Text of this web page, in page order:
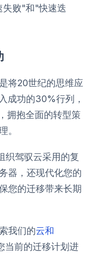
失败"和"快速迭
将20世纪的思维应
成功的30%行列，
拥抱全面的转型策
。
织驾驭云采用的复
器，还现代化您的
您的迁移带来长期
我们的云和
当前的迁移计划进